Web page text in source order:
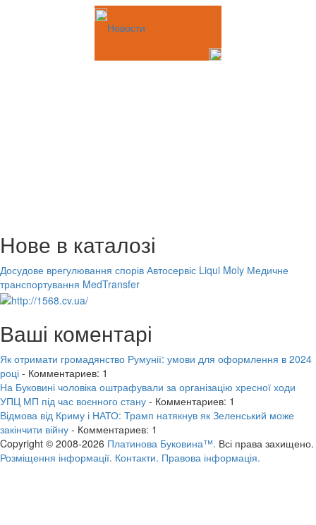
Новости
Нове в каталозі
Досудове врегулювання спорів Автосервіс Liqui Moly Медичне
транспортування MedTransfer
Ваші коментарі
Як отримати громадянство Румунії: умови для оформлення в 2024
році - Комментариев: 1
На Буковині чоловіка оштрафували за організацію хресної ходи
УПЦ МП під час воєнного стану - Комментариев: 1
Відмова від Криму і НАТО: Трамп натякнув як Зеленський може
закінчити війну - Комментариев: 1
Copyright © 2008-2026 Платинова Буковина™. Всі права захищено.
Розміщення інформації. Контакти. Правова інформація.